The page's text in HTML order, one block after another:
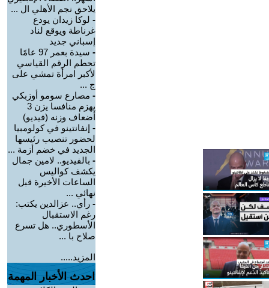
يلاحق نجم الأهلي ال ...
- لوكا زيدان يودع
غرناطة ويوقع لناد
إسباني جديد
-
سيدة بعمر 97 عامًا
تحطم الرقم القياسي
لأكبر امرأة تمشي على
ج ...
- مصارع سومو أوزبكي
يهزم منافسا يزن 3
أضعاف وزنه (فيديو)
- إنفانتينو في كولومبيا
لحضور تنصيب رئيسها
الجديد في خضم أزمة ...
- بالفيديو.. لامين جمال
يكشف كواليس
الساعات الأخيرة قبل
نهائي ...
- رأي.. عزالدين يكتب:
رغم الاستقبال
الأسطوري.. هل تسرع
صلاح با ...
المزيد.....
احدث الأخبار المهمة